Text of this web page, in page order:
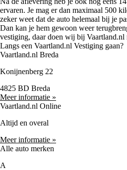
ervaren. Je mag er dan maximaal 500
zeker weet dat de auto helemaal bij je
Dan kan je hem gewoon weer
vestiging, daar doen wij bij
Langs een Vaartland.nl Vestiging gaan?
Vaartland.nl Breda
Konijnenberg 22
4825 BD Breda
Meer informatie »
Vaartland.nl Online
Altijd en overal
Meer informatie »
Alle auto merken
A